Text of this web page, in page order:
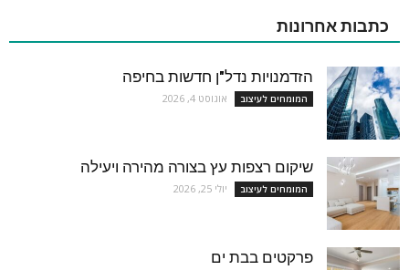
כתבות אחרונות
הזדמנויות נדל"ן חדשות בחיפה
המומחים לעיצוב אוגוסט 4, 2026
שיקום רצפות עץ בצורה מהירה ויעילה
המומחים לעיצוב יולי 25, 2026
פרקטים בבת ים